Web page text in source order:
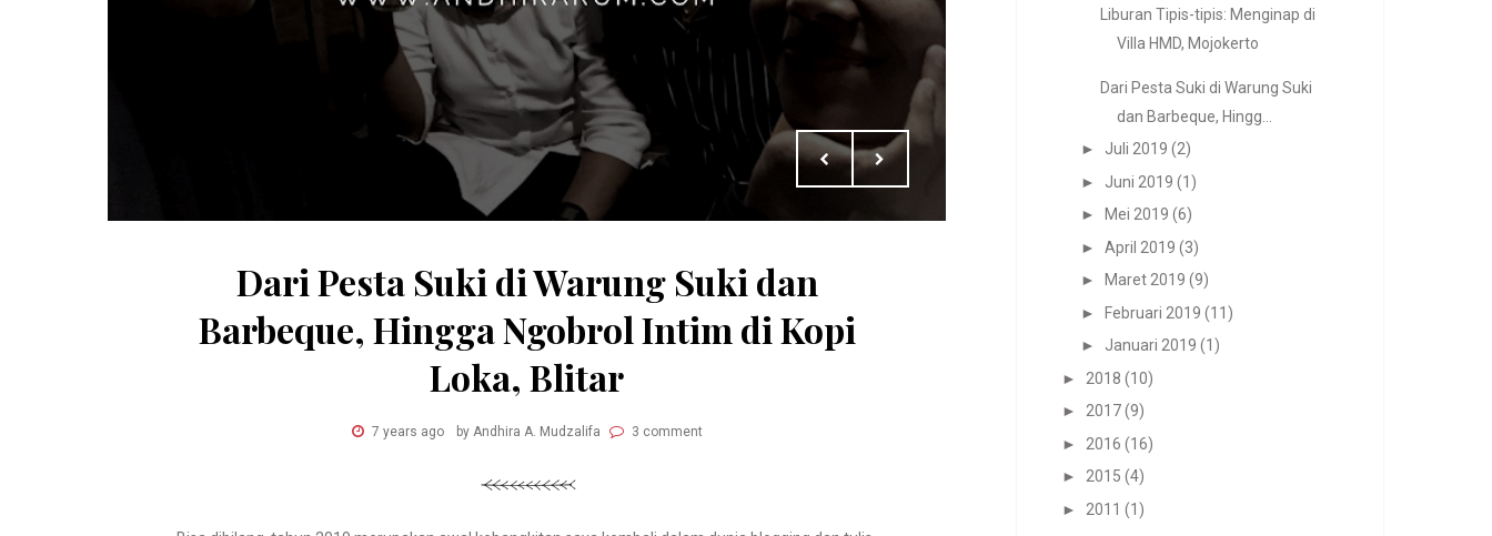
Dari Pesta Suki di Warung Suki dan
Barbeque, Hingga Ngobrol Intim di Kopi
Loka, Blitar
7 years ago by Andhira A. Mudzalifa 3 comment
Liburan Tipis-tipis: Menginap di
Villa HMD, Mojokerto
Dari Pesta Suki di Warung Suki
dan Barbeque, Hingg...
► Juli 2019 (2)
► Juni 2019 (1)
►
Mei 2019 (6)
► April 2019 (3)
►
Maret 2019 (9)
► Februari 2019 (11)
► Januari 2019 (1)
► 2018 (10)
► 2017(9)
► 2016 (16)
► 2015 (4)
► 2011 (1)